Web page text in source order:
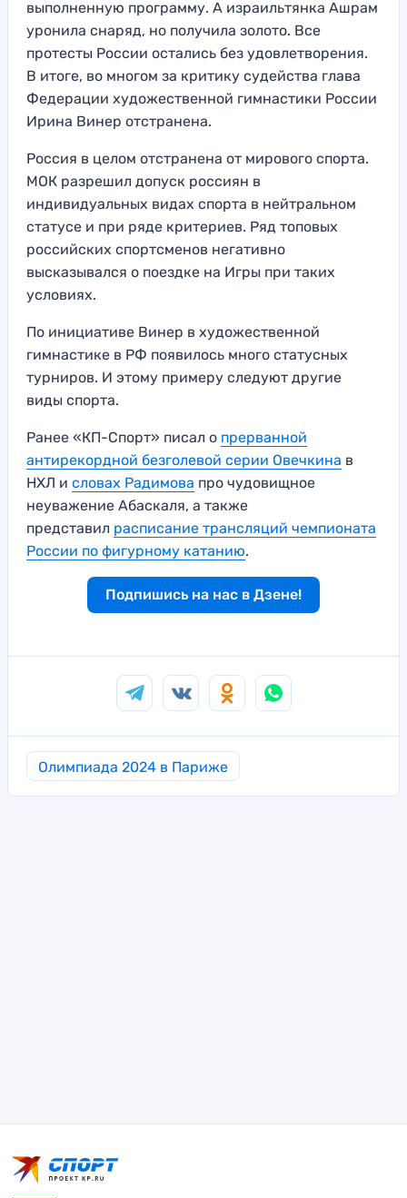
выполненную программу. А израильтянка Ашрам
уронила снаряд, но получила золото. Все
протесты России остались без удовлетворения.
В итоге, во многом за критику судейства глава
Федерации художественной гимнастики России
Ирина Винер отстранена.
Россия в целом отстранена от мирового спорта.
МОК разрешил допуск россиян в
индивидуальных видах спорта в нейтральном
статусе и при ряде критериев. Ряд топовых
российских спортсменов негативно
высказывался о поездке на Игры при таких
условиях.
По инициативе Винер в художественной
гимнастике в РФ появилось много статусных
турниров. И этому примеру следуют другие
виды спорта.
Ранее «КП-Спорт» писал о прерванной
антирекордной безголевой серии Овечкина в
НХЛ и словах Радимова про чудовищное
неуважение Абаскаля, а также
представил расписание трансляций чемпионата
России по фигурному катанию.
Подпишись на нас в Дзене!
Олимпиада 2024 в Париже